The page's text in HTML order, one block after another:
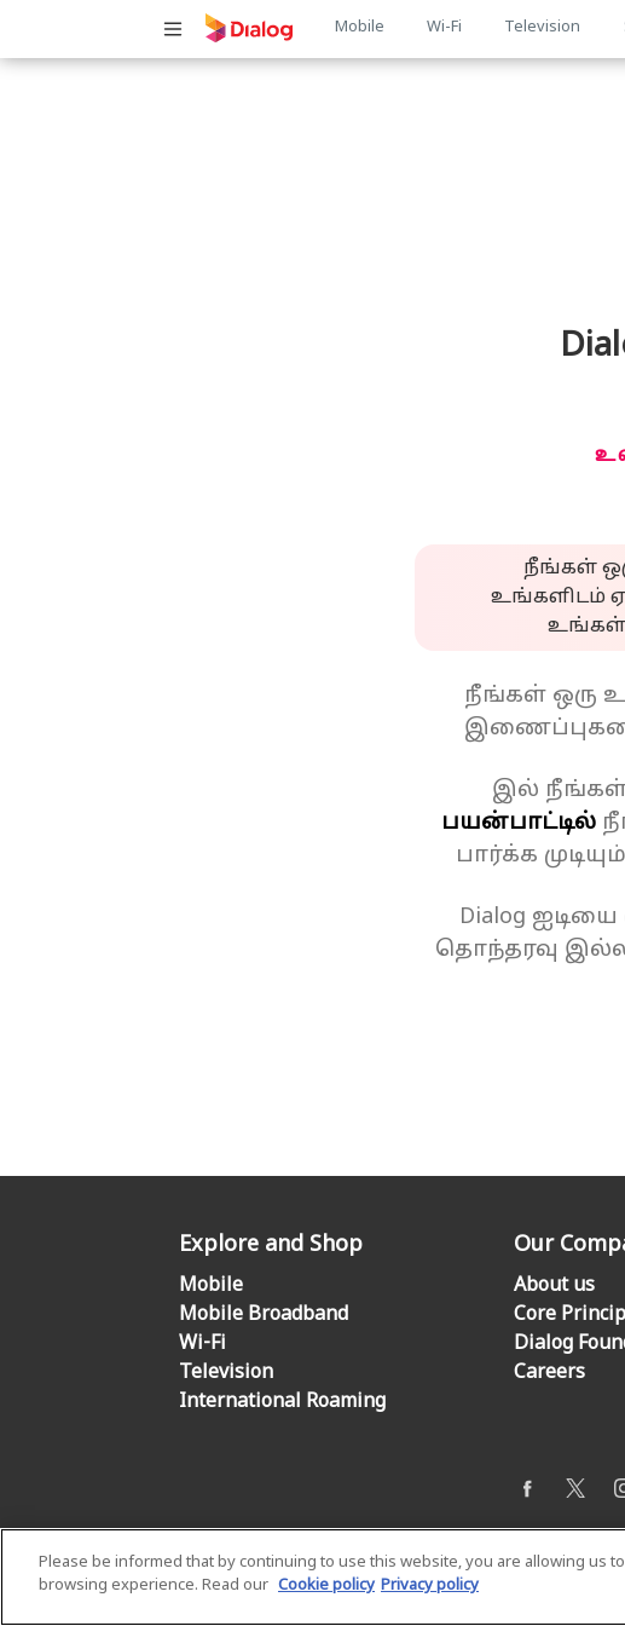
Main
Mobile Wi-Fi Television
நீங்கள்
உங்களிடம்
உங்கள்
நீங்கள் ஒரு
இல்
பயன்பாட்டில்
பார்க்க
Dialog
தொந்தரவு
Explore and Shop
Mobile
Mobile Broadband
Wi-Fi
Television
International Roaming
Our
About us
Core
Dialog
Careers
Please be informed that by continuing to use this website, you are allowing us
browsing experience. Read our Cookie policy Privacy policy